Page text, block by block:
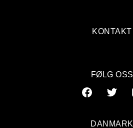
KONTAKT
FØLG OSS
DANMARK